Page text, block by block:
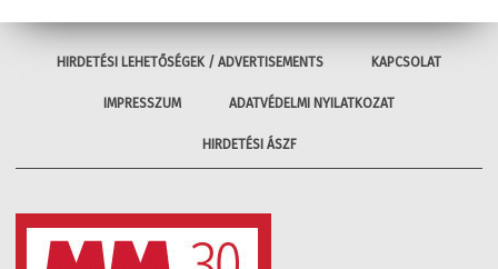
HIRDETÉSI LEHETŐSÉGEK / ADVERTISEMENTS KAPCSOLAT
IMPRESSZUM ADATVÉDELMI NYILATKOZAT
HIRDETÉSI ÁSZF